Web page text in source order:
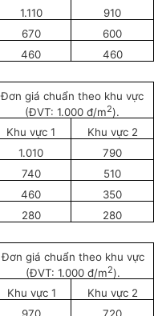
1.110
910
670
600
460
460
Đơn giá chuẩn theo khu vực
(ĐVT: 1.000 đ/m2).
Khu vực 1
Khu vực 2
1.010
790
740
510
460
350
280
280
Đơn giá chuẩn theo khu vực
(ĐVT: 1.000 đ/m2).
Khu vực 1
Khu vực 2